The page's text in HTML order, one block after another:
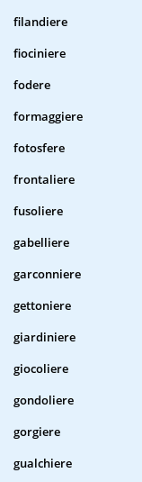
filandiere
fiociniere
fodere
formaggiere
fotosfere
frontaliere
fusoliere
gabelliere
garconniere
gettoniere
giardiniere
giocoliere
gondoliere
gorgiere
gualchiere